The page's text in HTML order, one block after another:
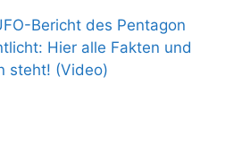
Bericht des Pentagon
Hier alle Fakten und
steht! (Video)